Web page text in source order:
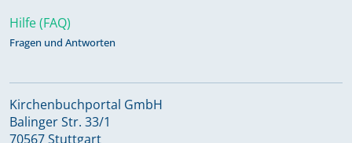
Totenregister 1808-1831 Band 11
Hilfe (FAQ)
Fragen und Antworten
Kirchenbuchportal GmbH
Balinger Str. 33/1
70567 Stuttgart